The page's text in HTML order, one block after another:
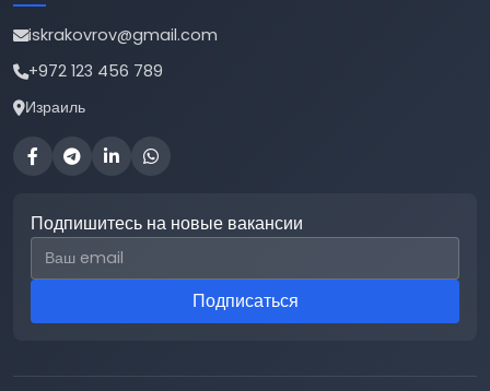
iskrakovrov@gmail.com
+972 123 456 789
Израиль
Подпишитесь на новые вакансии
Email для подписки
Подписаться